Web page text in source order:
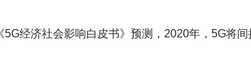
经济社会影响白皮书》预测，2020年，5G将